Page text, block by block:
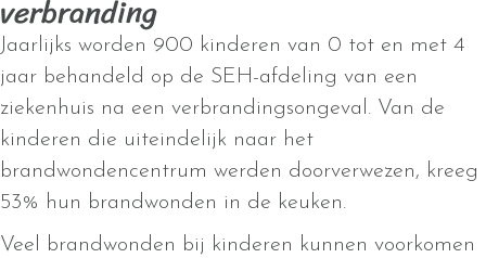
verbranding
Jaarlijks worden 900 kinderen van 0 tot en met 4
jaar behandeld op de SEH-afdeling van een
ziekenhuis na een verbrandingsongeval. Van de
kinderen die uiteindelijk naar het
brandwondencentrum werden doorverwezen, kreeg
53% hun brandwonden in de keuken.
Veel brandwonden bij kinderen kunnen voorkomen